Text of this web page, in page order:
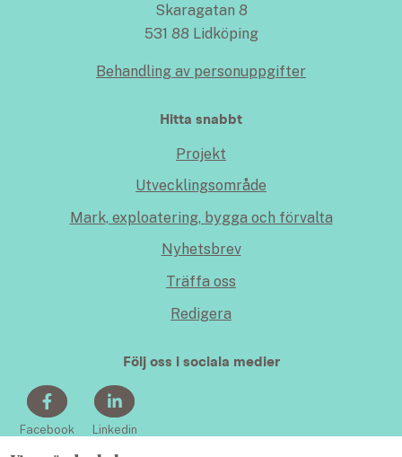
Skaragatan 8
531 88 Lidköping
Behandling av personuppgifter
Hitta snabbt
Projekt
Utvecklingsområde
Mark, exploatering, bygga och förvalta
Nyhetsbrev
Träffa oss
Redigera
Följ oss i sociala medier
Facebook Linkedin